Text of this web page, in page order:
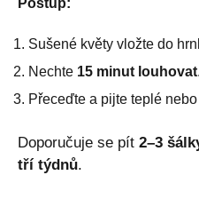
Postup:
Sušené květy vložte do
Nechte 15 minut louhovat.
Přeceďte a pijte teplé
Doporučuje se pít 2–3
tří týdnů.